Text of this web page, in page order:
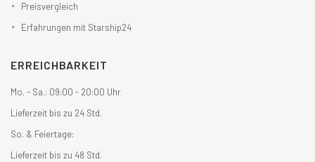
Preisvergleich
Erfahrungen mit Starship24
ERREICHBARKEIT
Mo. - Sa.: 09:00 - 20:00 Uhr
Lieferzeit bis zu 24 Std.
So. & Feiertage:
Lieferzeit bis zu 48 Std.